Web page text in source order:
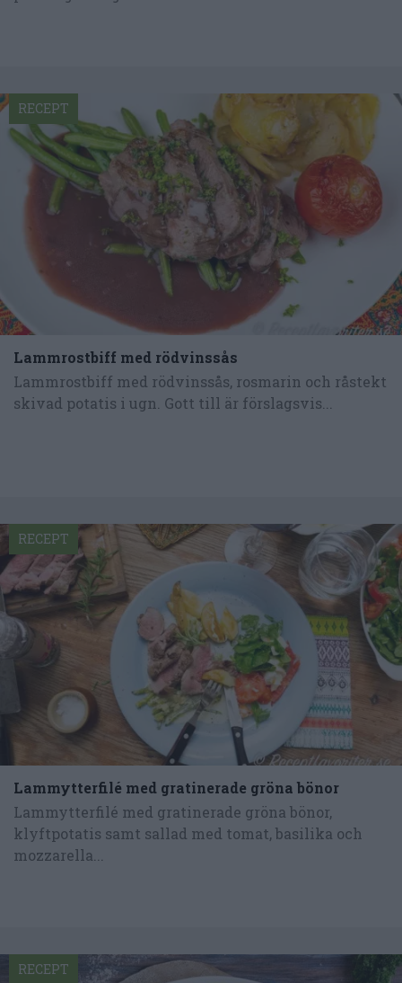
Lammrostbiff med rödvinssås
Lammrostbiff med rödvinssås, rosmarin och råstekt
skivad potatis i ugn. Gott till är förslagsvis...
RECEPT
Lammytterfilé med gratinerade gröna bönor
Lammytterfilé med gratinerade gröna bönor,
klyftpotatis samt sallad med tomat, basilika och
mozzarella...
RECEPT
RECEPT